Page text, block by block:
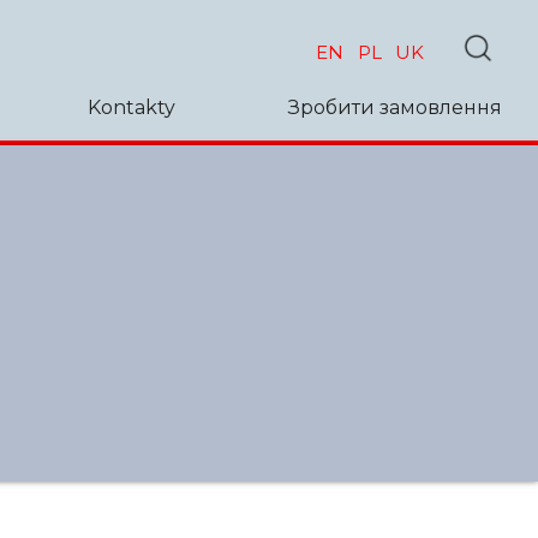
EN PL UK
Kontakty Зробити замовлення